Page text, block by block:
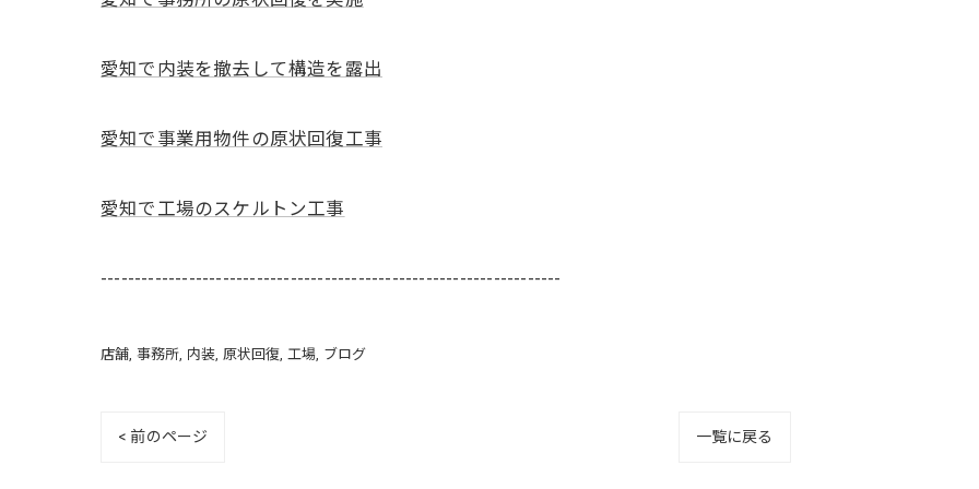
愛知で内装を撤去して構造を露出
愛知で事業用物件の原状回復工事
愛知で工場のスケルトン工事
--------------------------------------------------------------------
店舗 事務所 内装 原状回復 工場 ブログ
< 前のページ 一覧に戻る